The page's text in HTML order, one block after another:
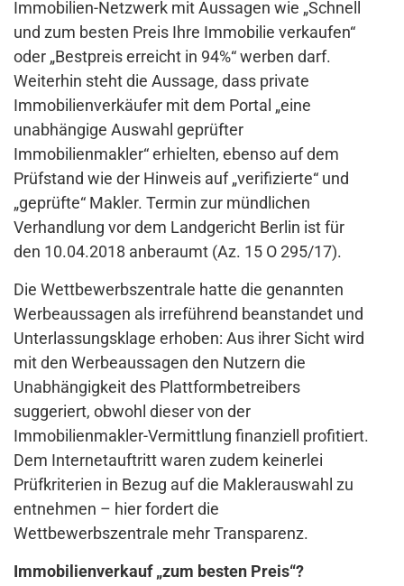
Immobilien-Netzwerk mit Aussagen wie „Schnell
und zum besten Preis Ihre Immobilie verkaufen“
oder „Bestpreis erreicht in 94%“ werben darf.
Weiterhin steht die Aussage, dass private
Immobilienverkäufer mit dem Portal „eine
unabhängige Auswahl geprüfter
Immobilienmakler“ erhielten, ebenso auf dem
Prüfstand wie der Hinweis auf „verifizierte“ und
„geprüfte“ Makler. Termin zur mündlichen
Verhandlung vor dem Landgericht Berlin ist für
den 10.04.2018 anberaumt (Az. 15 O 295/17).
Die Wettbewerbszentrale hatte die genannten
Werbeaussagen als irreführend beanstandet und
Unterlassungsklage erhoben: Aus ihrer Sicht wird
mit den Werbeaussagen den Nutzern die
Unabhängigkeit des Plattformbetreibers
suggeriert, obwohl dieser von der
Immobilienmakler-Vermittlung finanziell profitiert.
Dem Internetauftritt waren zudem keinerlei
Prüfkriterien in Bezug auf die Maklerauswahl zu
entnehmen – hier fordert die
Wettbewerbszentrale mehr Transparenz.
Immobilienverkauf „zum besten Preis“?